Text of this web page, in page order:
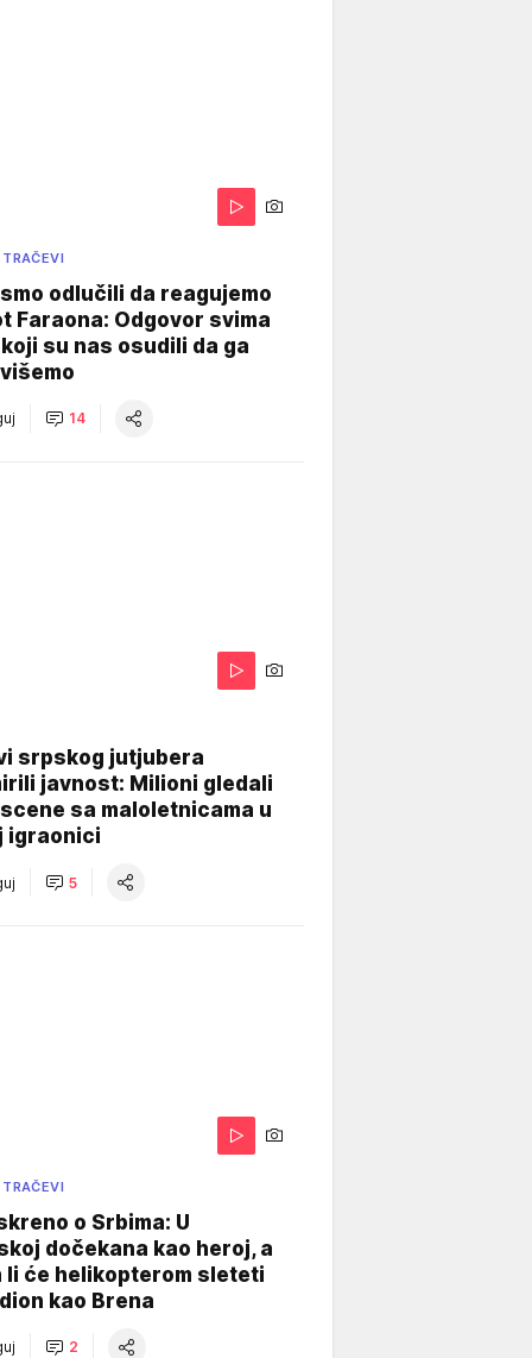
odlučili da reagujemo
Faraona: Odgovor svima
su nas osudili da ga
14
srpskog jutjubera
javnost: Milioni gledali
sa maloletnicama u
igraonici
5
o Srbima: U
dočekana kao heroj, a
li će helikopterom sleteti
kao Brena
2